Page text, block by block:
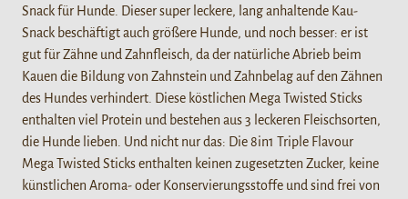
Snack für Hunde. Dieser super leckere, lang anhaltende Kau-
Snack beschäftigt auch größere Hunde, und noch besser: er ist
gut für Zähne und Zahnfleisch, da der natürliche Abrieb beim
Kauen die Bildung von Zahnstein und Zahnbelag auf den Zähnen
des Hundes verhindert. Diese köstlichen Mega Twisted Sticks
enthalten viel Protein und bestehen aus 3 leckeren Fleischsorten,
die Hunde lieben. Und nicht nur das: Die 8in1 Triple Flavour
Mega Twisted Sticks enthalten keinen zugesetzten Zucker, keine
künstlichen Aroma- oder Konservierungsstoffe und sind frei von